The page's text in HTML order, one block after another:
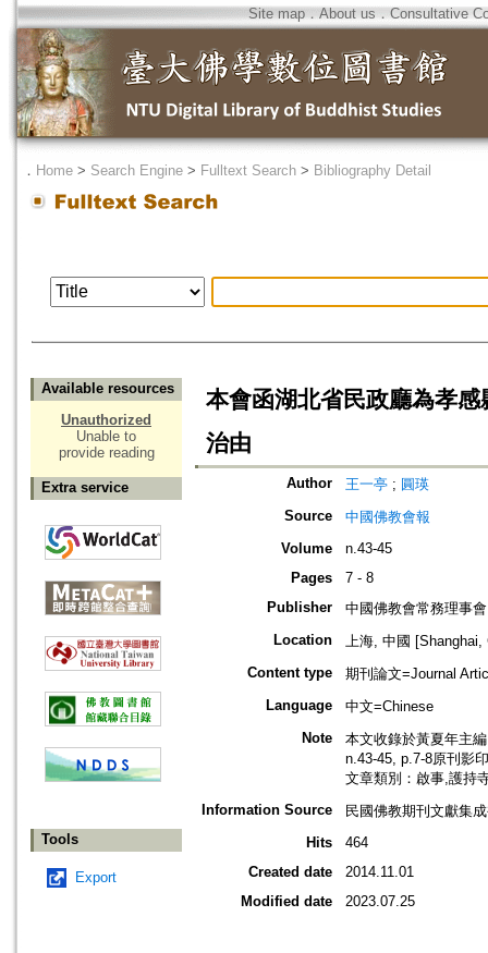
Site map．About us ． Consultative
． Home > Search Engine > Fulltext Search > Bibliography Detail
Available resources
Unauthorized
Unable to
provide reading
Extra service
Tools
Export
本會函湖北省民政廳為孝
治由
Author 王一亭 ; 圓瑛
Source
中國佛教會報
Volume
n.43-45
Pages
7 - 8
Publisher
中國佛教會常務理事會
Location
上海, 中國 [Shanghai,
Content type
期刊論文=Journal
Language
中文=Chinese
Note
本文收錄於黃夏年主
n.43-45, p.7-8原刊影
文章類別：啟事,護持
Information Source
民國佛教期刊文獻集
Hits
464
Created date
2014.11.01
Modified date
2023.07.25